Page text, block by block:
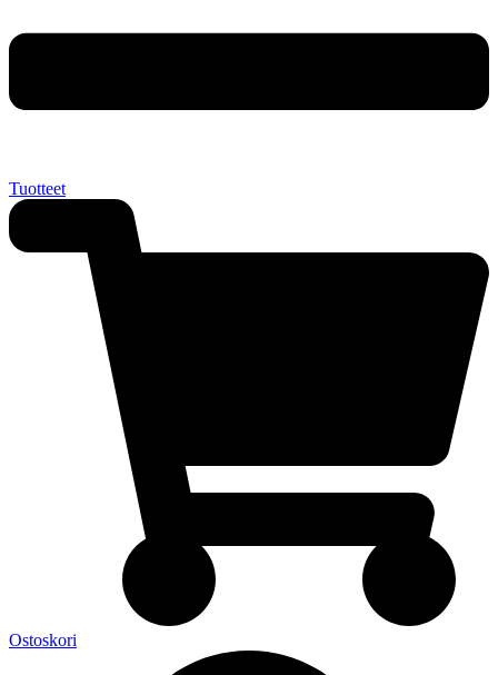
Tuotteet
Ostoskori